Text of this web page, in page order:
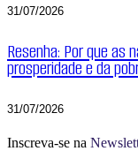
31/07/2026
Resenha: Por que as
prosperidade e da
31/07/2026
Inscreva-se na